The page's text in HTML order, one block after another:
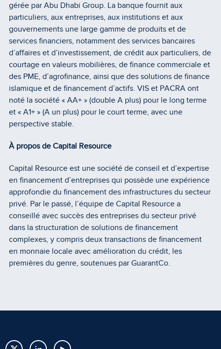
gérée par Abu Dhabi Group. La banque fournit aux
particuliers, aux entreprises, aux institutions et aux
gouvernements une large gamme de produits et de
services financiers, notamment des services bancaires
d’affaires et d’investissement, de crédit aux particuliers, de
courtage en valeurs mobilières, de finance commerciale et
des PME, d’agrofinance, ainsi que des solutions de finance
islamique et de financement d’actifs. VIS et PACRA ont
noté la société « AA+ » (double A plus) pour le long terme
et « A1+ » (A un plus) pour le court terme, avec une
perspective stable.
À propos de Capital Resource
Capital Resource est une société de conseil et d’expertise
en financement d’entreprises qui possède une expérience
approfondie du financement des infrastructures du secteur
privé. Par le passé, l’équipe de Capital Resource a
conseillé avec succès des entreprises du secteur privé
dans la structuration de solutions de financement
complexes, y compris deux transactions de financement
en monnaie locale avec amélioration du crédit, les
premières du genre, soutenues par GuarantCo.